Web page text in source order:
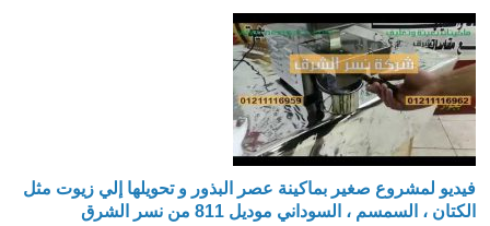
فيديو لمشروع صغير بماكينة عصر البذور و تحويلها إلي زيوت مثل
الكتان ، السمسم ، السوداني موديل 811 من نسر الشرق